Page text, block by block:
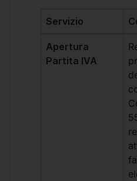
Servizio
Apertura
Partita IVA